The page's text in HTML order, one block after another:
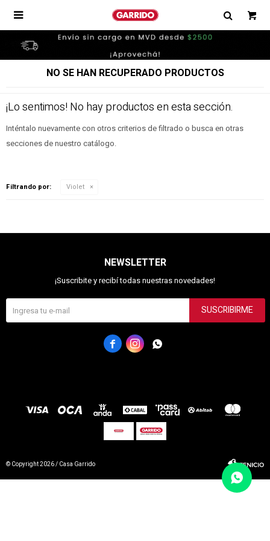

NO SE HAN RECUPERADO PRODUCTOS
¡Lo sentimos! No hay productos en esta sección.
Inténtalo nuevamente con otros criterios de filtrado o busca en otras
secciones de nuestro catálogo.
Filtrando por: Violet
NEWSLETTER
¡Suscribite y recibí todas nuestras novedades!
SUSCRIBIRME
  
© Copyright 2026 / Casa Garrido